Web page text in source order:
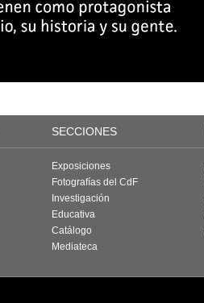
SECCIONES
Exposiciones
Fotografías del CdF
Investigación
Educativa
Catálogo
Mediateca